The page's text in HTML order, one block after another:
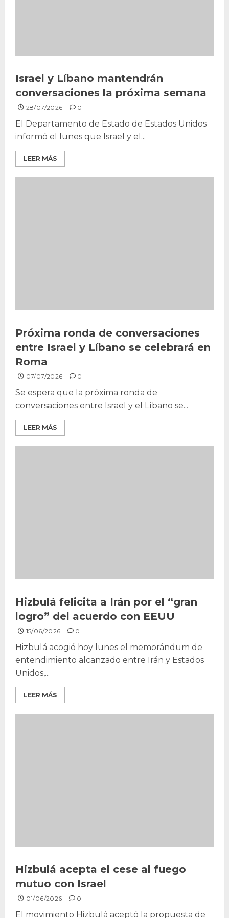
Israel y Líbano mantendrán
conversaciones la próxima semana
28/07/2026 0
El Departamento de Estado de Estados Unidos
informó el lunes que Israel y el...
LEER MÁS
Próxima ronda de conversaciones
entre Israel y Líbano se celebrará en
Roma
07/07/2026 0
Se espera que la próxima ronda de
conversaciones entre Israel y el Líbano se...
LEER MÁS
Hizbulá felicita a Irán por el “gran
logro” del acuerdo con EEUU
15/06/2026 0
Hizbulá acogió hoy lunes el memorándum de
entendimiento alcanzado entre Irán y Estados
Unidos,...
LEER MÁS
Hizbulá acepta el cese al fuego
mutuo con Israel
01/06/2026 0
El movimiento Hizbulá aceptó la propuesta de